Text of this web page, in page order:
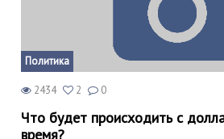
Политика
2434 2 0
Что будет происходить с
время?